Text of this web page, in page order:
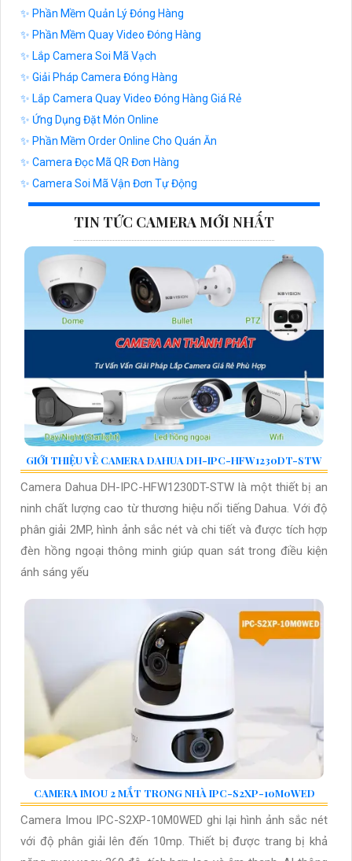
✨ Phần Mềm Quản Lý Đóng Hàng
✨ Phần Mềm Quay Video Đóng Hàng
✨ Lắp Camera Soi Mã Vạch
✨ Giải Pháp Camera Đóng Hàng
✨ Lắp Camera Quay Video Đóng Hàng Giá Rẻ
✨ Ứng Dụng Đặt Món Online
✨ Phần Mềm Order Online Cho Quán Ăn
✨ Camera Đọc Mã QR Đơn Hàng
✨ Camera Soi Mã Vận Đơn Tự Động
TIN TỨC CAMERA MỚI NHẤT
GIỚI THIỆU VỀ CAMERA DAHUA DH-IPC-HFW1230DT-STW
Camera Dahua DH-IPC-HFW1230DT-STW là một thiết bị an
ninh chất lượng cao từ thương hiệu nổi tiếng Dahua. Với độ
phân giải 2MP, hình ảnh sắc nét và chi tiết và được tích hợp
đèn hồng ngoại thông minh giúp quan sát trong điều kiện
ánh sáng yếu
CAMERA IMOU 2 MẮT TRONG NHÀ IPC-S2XP-10M0WED
Camera Imou IPC-S2XP-10M0WED ghi lại hình ảnh sắc nét
với độ phân giải lên đến 10mp. Thiết bị được trang bị khả